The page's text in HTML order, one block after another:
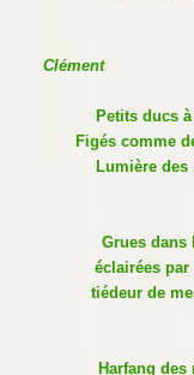
Clément
Petits ducs
Figés comme
Lumière des
Grues dans
éclairées par
tiédeur de
Harfang des